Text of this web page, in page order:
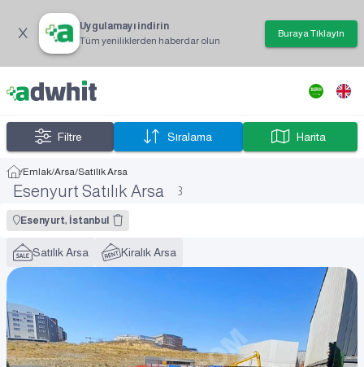
Uygulamayı indirin
Tüm yeniliklerden haberdar olun
Buraya Tıklayın
Filtre Sıralama Harita
/Emlak/Arsa/Satılık Arsa
Esenyurt Satılık Arsa 3
Esenyurt, İstanbul
Satılık Arsa Kiralık Arsa